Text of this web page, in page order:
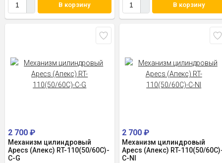
В корзину В корзину
2 700 ₽
Механизм цилиндровый
Apecs (Апекс) RT-110(50/60C)-
C-G
2 700₽
Механизм цилиндровый
Apecs (Апекс) RT-110(50/
C-NI